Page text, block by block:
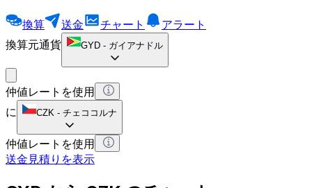
換算 送金 チャート
アラート
換算元通貨
GYD - ガイアナドル
仲値レートを使用
に
CZK - チェココルナ
仲値レートを使用
送金見積りを表示